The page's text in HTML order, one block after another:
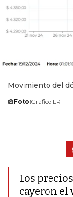
Movimiento del
Foto:Gráfico LR
Los
cayeron el